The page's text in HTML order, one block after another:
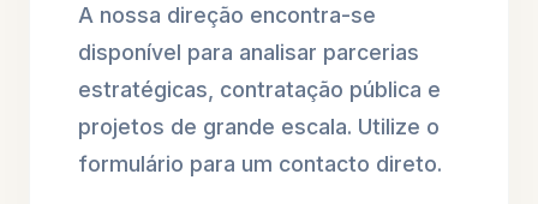
A nossa direção encontra-se
disponível para analisar parcerias
estratégicas, contratação pública e
projetos de grande escala. Utilize o
formulário para um contacto direto.